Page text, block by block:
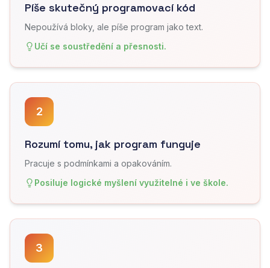
Píše skutečný programovací kód
Nepoužívá bloky, ale píše program jako text.
Učí se soustředění a přesnosti.
2
Rozumí tomu, jak program funguje
Pracuje s podmínkami a opakováním.
Posiluje logické myšlení využitelné i ve škole.
3